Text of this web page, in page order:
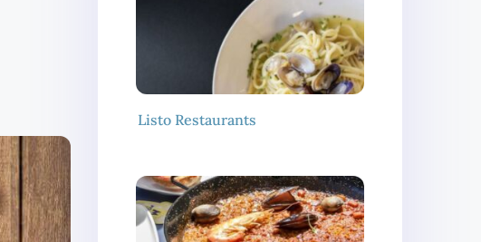
Listo Restaurants